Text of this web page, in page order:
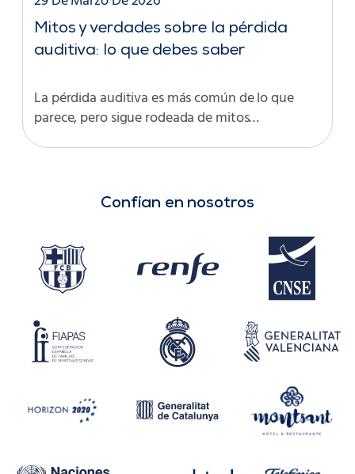
Mitos y verdades sobre la pérdida
auditiva: lo que debes saber
La pérdida auditiva es más común de lo que
parece, pero sigue rodeada de mitos…
Confían en nosotros